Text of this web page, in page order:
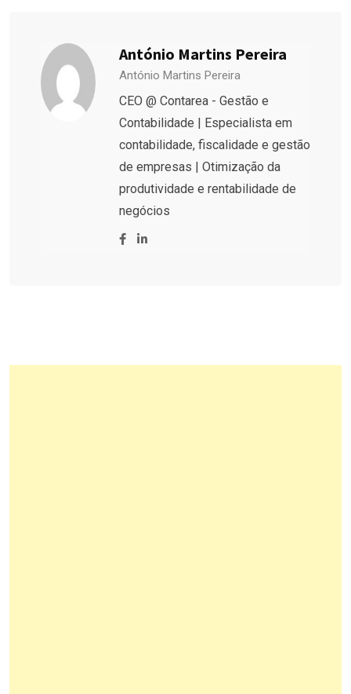
António Martins Pereira
António Martins Pereira
CEO @ Contarea - Gestão e
Contabilidade | Especialista em
contabilidade, fiscalidade e gestão
de empresas | Otimização da
produtividade e rentabilidade de
negócios